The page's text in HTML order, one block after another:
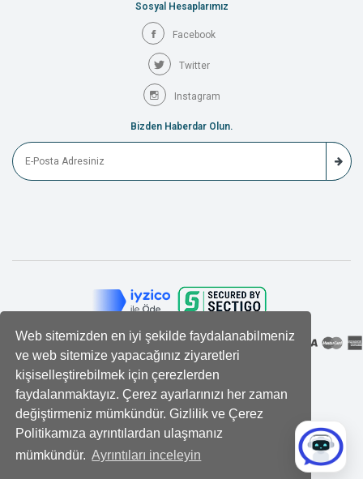
Web sitemizden en iyi şekilde faydalanabilmeniz
ve web sitemize yapacağınız ziyaretleri
kişiselleştirebilmek için çerezlerden
faydalanmaktayız. Çerez ayarlarınızı her zaman
değiştirmeniz mümkündür. Gizlilik ve Çerez
Politikamıza ayrıntılardan ulaşmanız
mümkündür. Ayrıntıları inceleyin
Sosyal Hesaplarımız
Facebook
Twitter
Instagram
Bizden Haberdar Olun.